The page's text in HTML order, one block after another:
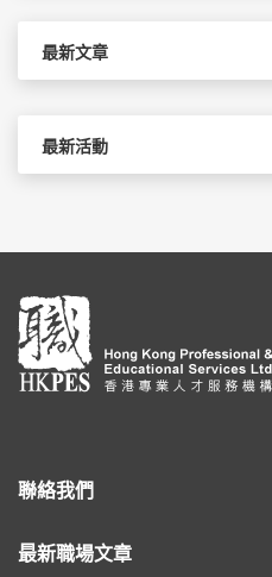
最新文章
最新活動
聯絡我們
最新職場文章